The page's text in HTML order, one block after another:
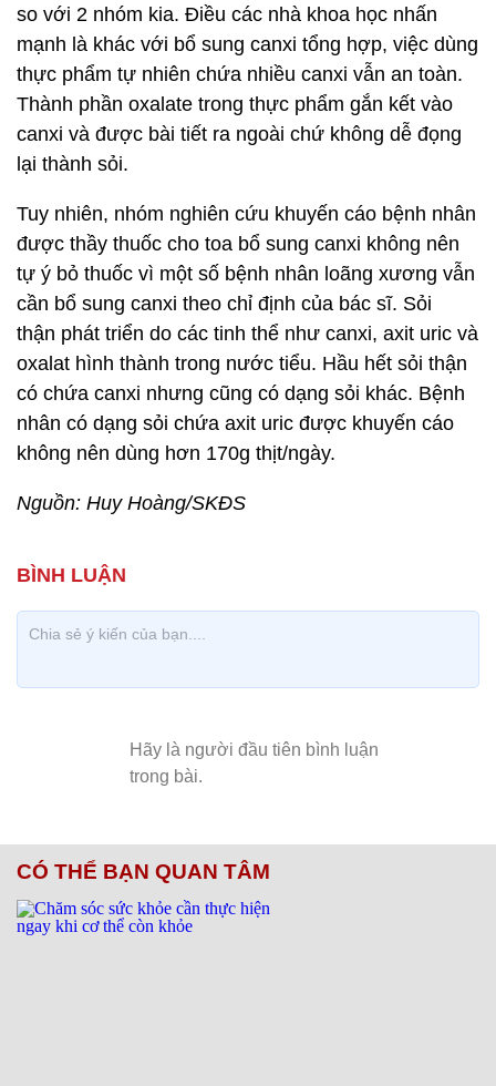
so với 2 nhóm kia. Điều các nhà khoa học nhấn
mạnh là khác với bổ sung canxi tổng hợp, việc dùng
thực phẩm tự nhiên chứa nhiều canxi vẫn an toàn.
Thành phần oxalate trong thực phẩm gắn kết vào
canxi và được bài tiết ra ngoài chứ không dễ đọng
lại thành sỏi.
Tuy nhiên, nhóm nghiên cứu khuyến cáo bệnh nhân
được thầy thuốc cho toa bổ sung canxi không nên
tự ý bỏ thuốc vì một số bệnh nhân loãng xương vẫn
cần bổ sung canxi theo chỉ định của bác sĩ. Sỏi
thận phát triển do các tinh thể như canxi, axit uric và
oxalat hình thành trong nước tiểu. Hầu hết sỏi thận
có chứa canxi nhưng cũng có dạng sỏi khác. Bệnh
nhân có dạng sỏi chứa axit uric được khuyến cáo
không nên dùng hơn 170g thịt/ngày.
Nguồn: Huy Hoàng/SKĐS
CÓ THỂ BẠN QUAN TÂM